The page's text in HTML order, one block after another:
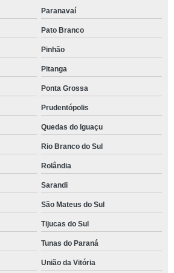
Paranavaí
Pato Branco
Pinhão
Pitanga
Ponta Grossa
Prudentópolis
Quedas do Iguaçu
Rio Branco do Sul
Rolândia
Sarandi
São Mateus do Sul
Tijucas do Sul
Tunas do Paraná
União da Vitória